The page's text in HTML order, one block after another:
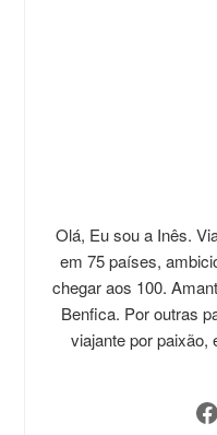
Olá, Eu sou a Inês.
em 75 países,
chegar aos 100.
Benfica. Por outras
viajante por paixão,